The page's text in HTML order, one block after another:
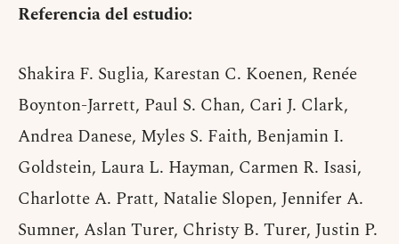
Referencia del estudio:
Shakira F. Suglia, Karestan C. Koenen, Renée
Boynton-Jarrett, Paul S. Chan, Cari J. Clark,
Andrea Danese, Myles S. Faith, Benjamin I.
Goldstein, Laura L. Hayman, Carmen R. Isasi,
Charlotte A. Pratt, Natalie Slopen, Jennifer A.
Sumner, Aslan Turer, Christy B. Turer, Justin P.